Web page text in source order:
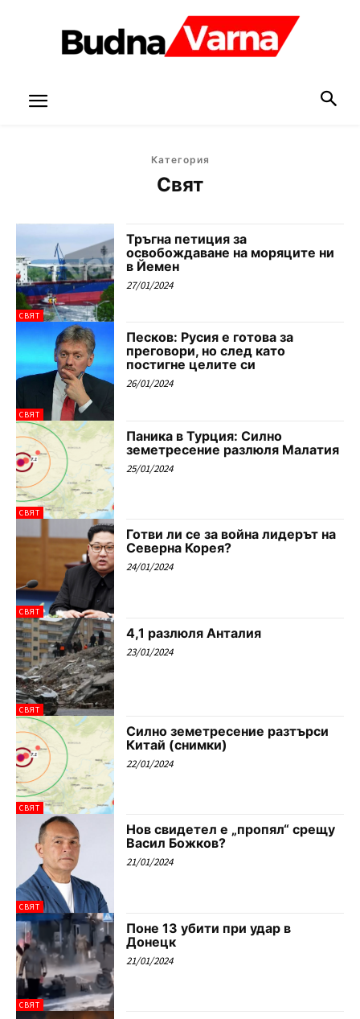
Категория
Свят
СВЯТ
Тръгна петиция за
освобождаване на моряците ни
в Йемен
27/01/2024
СВЯТ
Песков: Русия е готова за
преговори, но след като
постигне целите си
26/01/2024
СВЯТ
Паника в Турция: Силно
земетресение разлюля Малатия
25/01/2024
СВЯТ
Готви ли се за война лидерът на
Северна Корея?
24/01/2024
СВЯТ
4,1 разлюля Анталия
23/01/2024
СВЯТ
Силно земетресение разтърси
Китай (снимки)
22/01/2024
СВЯТ
Нов свидетел е „пропял“ срещу
Васил Божков?
21/01/2024
СВЯТ
Поне 13 убити при удар в
Донецк
21/01/2024